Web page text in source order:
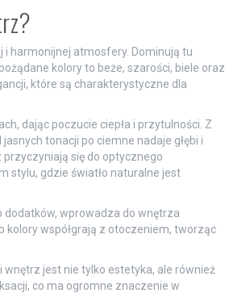
i harmonijnej atmosfery. Dominują tu
kolory to beże, szarości, biele oraz
które są charakterystyczne dla
dając poczucie ciepła i przytulności. Z
tonacji po ciemne nadaje głębi i
się do optycznego
stylu, gdzie światło naturalne jest
dodatków, wprowadza do wnętrza
kolory współgrają z otoczeniem, tworząc
jest nie tylko estetyka, ale również
co ma ogromne znaczenie w